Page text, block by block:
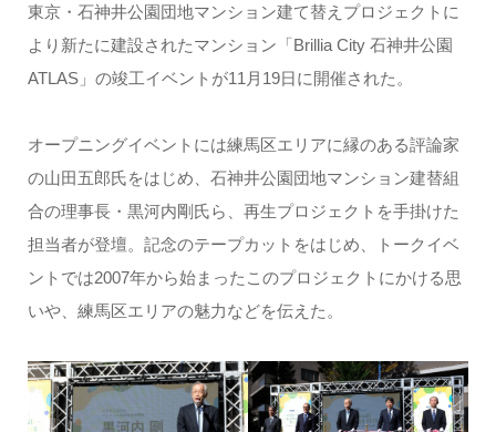
東京・石神井公園団地マンション建て替えプロジェクトに
より新たに建設されたマンション「Brillia City 石神井公園
ATLAS」の竣工イベントが11月19日に開催された。
オープニングイベントには練馬区エリアに縁のある評論家
の山田五郎氏をはじめ、石神井公園団地マンション建替組
合の理事長・黒河内剛氏ら、再生プロジェクトを手掛けた
担当者が登壇。記念のテープカットをはじめ、トークイベ
ントでは2007年から始まったこのプロジェクトにかける思
いや、練馬区エリアの魅力などを伝えた。